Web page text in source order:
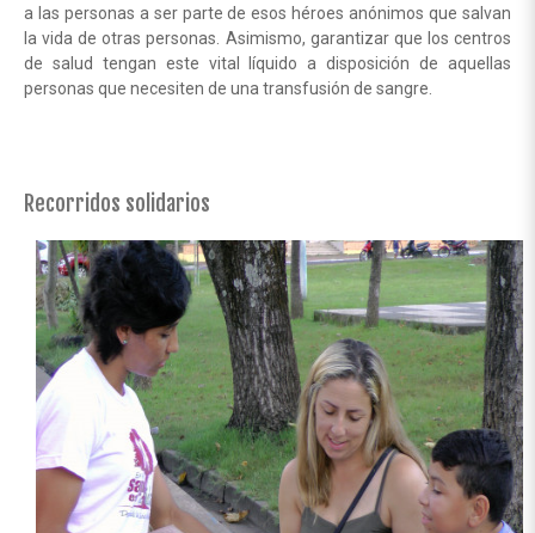
a las personas a ser parte de esos héroes anónimos que salvan
la vida de otras personas. Asimismo, garantizar que los centros
de salud tengan este vital líquido a disposición de aquellas
personas que necesiten de una transfusión de sangre.
Recorridos solidarios